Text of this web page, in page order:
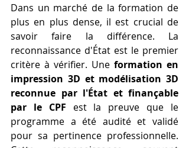
Dans un marché de la formation de
plus en plus dense, il est crucial de
savoir faire la différence. La
reconnaissance d'État est le premier
critère à vérifier. Une formation en
impression 3D et modélisation 3D
reconnue par l'État et finançable
par le CPF est la preuve que le
programme a été audité et validé
pour sa pertinence professionnelle.